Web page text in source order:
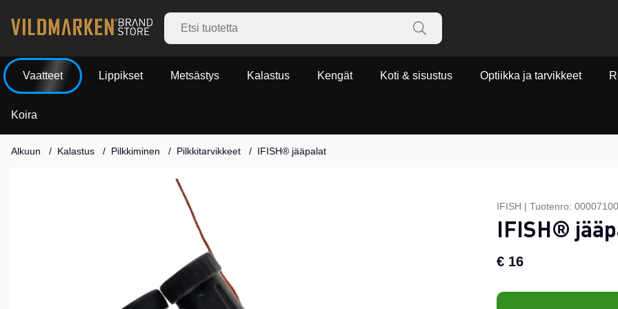
Vaatteet Lippikset Metsästys Kalastus Kengät Koti & sisustus Optiikka ja tarvikkeet
Koira
Alkuun Kalastus Pilkkiminen Pilkkitarvikkeet IFISH® jääpalat
IFISH | Tuotenro: 00007100
IFISH®
€ 16